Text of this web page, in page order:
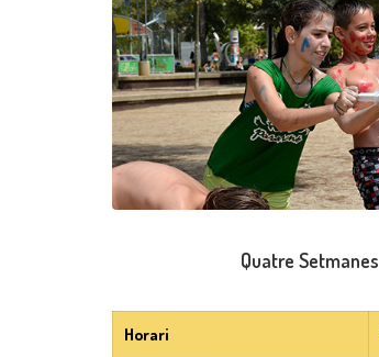
Quatre Setmanes
Horari